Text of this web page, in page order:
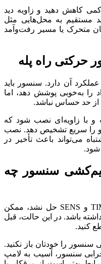
کاهش دهید و زاویه دید
مستقیم به محل‌هایی مثل
متحرک یا مسیر رفت‌وآمد
راه پله
آن دارد. سنسور باید
را به‌خوبی پوشش دهد، اما
حد حساس نباشد.
و با زاویه‌ای نصب شود که
را سریع تشخیص دهد. نصب
می‌تواند باعث تأخیر در
سنسور چه
اگر مشکل فقط با تنظیم TIME، LUX و SENS حل نشد، ممکن
باشد. در این حالت، قبل
کنید.
سنسور را خودتان باز نکنید.
سنسور، آسیب به لامپ